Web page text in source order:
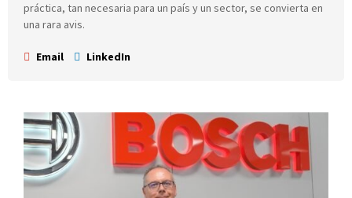
práctica, tan necesaria para un país y un sector, se convierta en
una rara avis.
Email LinkedIn